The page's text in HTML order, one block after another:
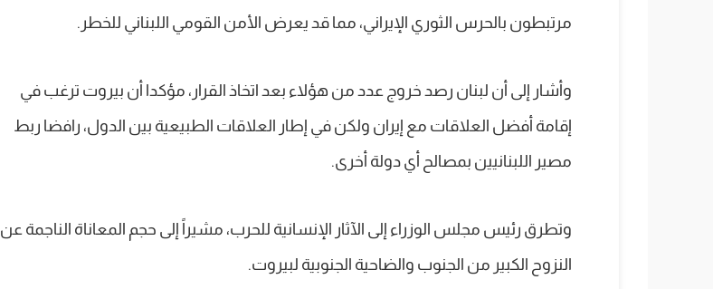
مرتبطون بالحرس الثوري الإيراني، مما قد يعرض الأمن القومي اللبناني للخطر.
وأشار إلى أن لبنان رصد خروج عدد من هؤلاء بعد اتخاذ القرار، مؤكدا أن بيروت ترغب في
إقامة أفضل العلاقات مع إيران ولكن في إطار العلاقات الطبيعية بين الدول، رافضا ربط
مصير اللبنانيين بمصالح أي دولة أخرى.
وتطرق رئيس مجلس الوزراء إلى الآثار الإنسانية للحرب، مشيراً إلى حجم المعاناة الناجمة عن
النزوح الكبير من الجنوب والضاحية الجنوبية لبيروت.